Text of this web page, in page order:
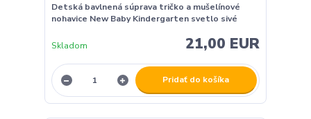
Detská bavlnená súprava tričko a mušelínové
nohavice New Baby Kindergarten svetlo sivé
21,00 EUR
Skladom
Pridať do košíka